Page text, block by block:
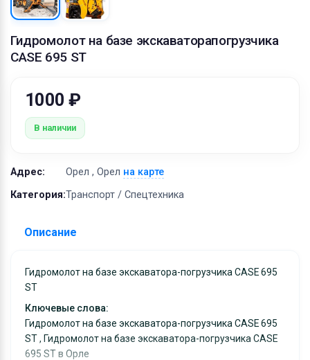
Гидромолот на базе экскаваторапогрузчика
CASE 695 ST
1000 ₽
В наличии
Адрес: Орел , Орел на карте
Категория:Транспорт / Спецтехника
Описание
Гидромолот на базе экскаватора-погрузчика CASE 695
ST
Ключевые слова:
Гидромолот на базе экскаватора-погрузчика CASE 695
ST , Гидромолот на базе экскаватора-погрузчика CASE
695 ST в Орле